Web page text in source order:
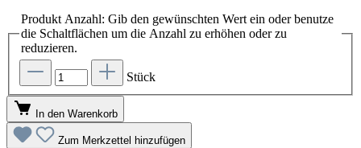
Produkt Anzahl: Gib den gewünschten Wert ein oder benutze
die Schaltflächen um die Anzahl zu erhöhen oder zu
reduzieren.
Stück
In den Warenkorb
Zum Merkzettel hinzufügen